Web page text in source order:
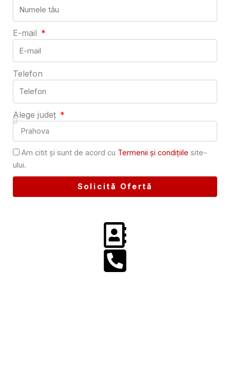
E-mail
Telefon
Alege județ
Am citit și sunt de acord cu Termenii și condițiile site-
ului.
Solicită Ofertă